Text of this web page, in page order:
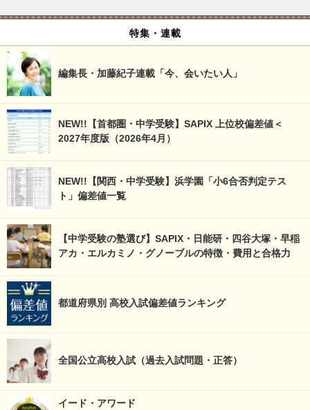
特集・連載
編集長・加藤紀子連載「今、会いたい人」
NEW!!【首都圏・中学受験】SAPIX 上位校偏差値＜
2027年度版（2026年4月）
NEW!!【関西・中学受験】浜学園「小6合否判定テス
ト」偏差値一覧
【中学受験の塾選び】SAPIX・日能研・四谷大塚・早稲
アカ・エルカミノ・グノーブルの特徴・費用と合格力
都道府県別 高校入試偏差値ランキング
全国公立高校入試（過去入試問題・正答）
イード・アワード